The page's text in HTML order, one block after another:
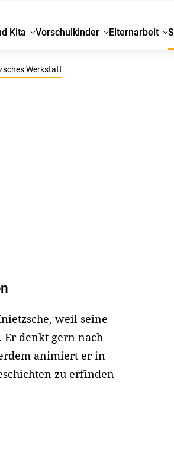
Kita Vorschulkinder Elternarbeit
Werkstatt
weil seine
Er denkt gern nach
animiert er in
zu erfinden